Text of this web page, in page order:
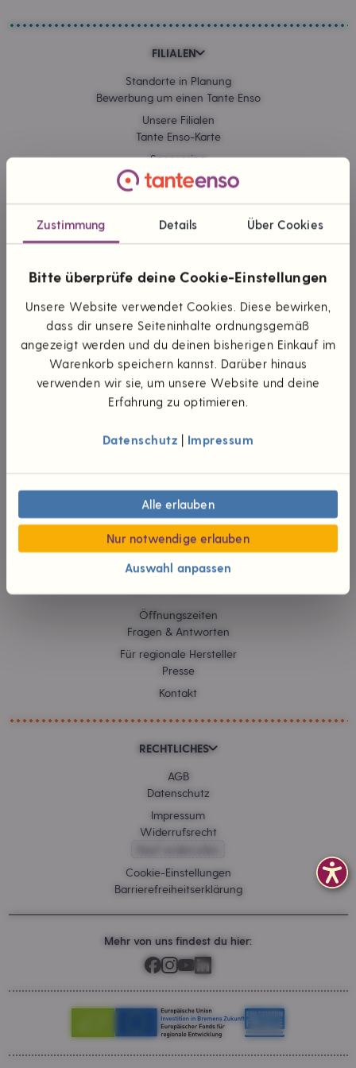
Zustimmung Details Über Cookies
Bitte überprüfe deine Cookie-Einstellungen
Unsere Website verwendet Cookies. Diese bewirken,
dass dir unsere Seiteninhalte ordnungsgemäß
angezeigt werden und du deinen bisherigen Einkauf im
Warenkorb speichern kannst. Darüber hinaus
verwenden wir sie, um unsere Website und deine
Erfahrung zu optimieren.
Datenschutz Impressum
Alle erlauben
Auswahl anpassen
Nur notwendige erlauben
FILIALEN
Standorte in Planung
Bewerbung um einen Tante Enso
Unsere Filialen
Tante Enso-Karte
Sponsoring
Kommissionskauf
ONLINE EINKAUFEN
Zahlungsarten
Themen & Marken
UNTERNEHMEN
Die Idee
Unsere Werte
Wünsch dir was
Neuigkeiten
Verantwortliche
Karriere
Jobs
Öffnungszeiten
Fragen & Antworten
Für regionale Hersteller
Presse
Kontakt
RECHTLICHES
AGB
Datenschutz
Impressum
Widerrufsrecht
Cookie-Einstellungen
Barrierefreiheitserklärung
Mehr von uns findest du hier: